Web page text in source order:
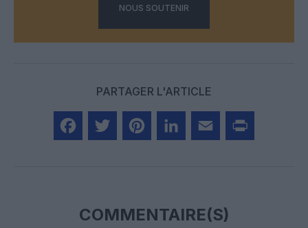
NOUS SOUTENIR
PARTAGER L'ARTICLE
COMMENTAIRE(S)